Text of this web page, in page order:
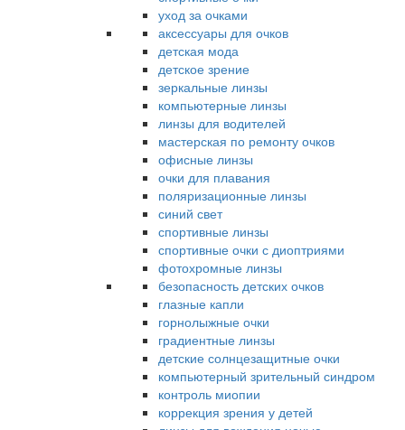
уход за очками
аксессуары для очков
детская мода
детское зрение
зеркальные линзы
компьютерные линзы
линзы для водителей
мастерская по ремонту очков
офисные линзы
очки для плавания
поляризационные линзы
синий свет
спортивные линзы
спортивные очки с диоптриями
фотохромные линзы
безопасность детских очков
глазные капли
горнолыжные очки
градиентные линзы
детские солнцезащитные очки
компьютерный зрительный синдром
контроль миопии
коррекция зрения у детей